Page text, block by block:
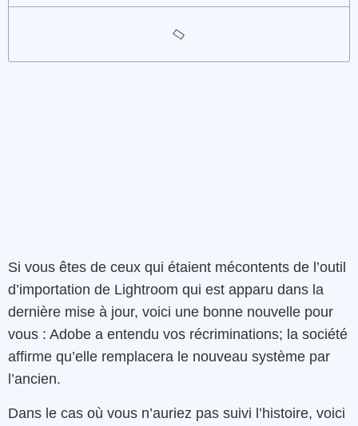
Si vous êtes de ceux qui étaient mécontents de l’outil
d’importation de Lightroom qui est apparu dans la
dernière mise à jour, voici une bonne nouvelle pour
vous : Adobe a entendu vos récriminations; la société
affirme qu’elle remplacera le nouveau système par
l’ancien.
Dans le cas où vous n’auriez pas suivi l’histoire, voici